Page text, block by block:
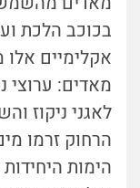
בכוכב הלכת
אקלימיים
מאדים: ערוצי
לאגני ניקוז
הרחוק זרמו
הימות